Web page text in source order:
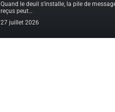
Quand le deuil s'installe, la pile de
reçus peut…
27 juillet 2026